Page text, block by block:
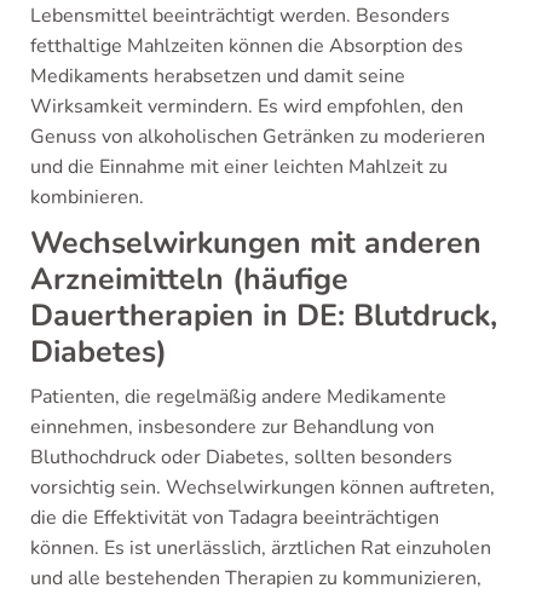
Lebensmittel beeinträchtigt werden. Besonders
fetthaltige Mahlzeiten können die Absorption des
Medikaments herabsetzen und damit seine
Wirksamkeit vermindern. Es wird empfohlen, den
Genuss von alkoholischen Getränken zu moderieren
und die Einnahme mit einer leichten Mahlzeit zu
kombinieren.
Wechselwirkungen mit anderen
Arzneimitteln (häufige
Dauertherapien in DE: Blutdruck,
Diabetes)
Patienten, die regelmäßig andere Medikamente
einnehmen, insbesondere zur Behandlung von
Bluthochdruck oder Diabetes, sollten besonders
vorsichtig sein. Wechselwirkungen können auftreten,
die die Effektivität von Tadagra beeinträchtigen
können. Es ist unerlässlich, ärztlichen Rat einzuholen
und alle bestehenden Therapien zu kommunizieren,